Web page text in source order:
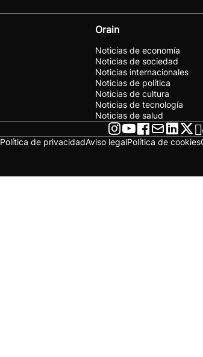
Orain
Noticias de economía
Noticias de sociedad
Noticias internacionales
Noticias de política
Noticias de cultura
Noticias de tecnología
Noticias de salud
Política de privacidadAviso legalPolítica de cookies